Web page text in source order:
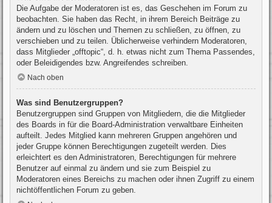
Die Aufgabe der Moderatoren ist es, das Geschehen im Forum zu
beobachten. Sie haben das Recht, in ihrem Bereich Beiträge zu
ändern und zu löschen und Themen zu schließen, zu öffnen, zu
verschieben und zu teilen. Üblicherweise verhindern Moderatoren,
dass Mitglieder „offtopic“, d. h. etwas nicht zum Thema Passendes,
oder Beleidigendes bzw. Angreifendes schreiben.
Nach oben
Was sind Benutzergruppen?
Benutzergruppen sind Gruppen von Mitgliedern, die die Mitglieder
des Boards in für die Board-Administration verwaltbare Einheiten
aufteilt. Jedes Mitglied kann mehreren Gruppen angehören und
jeder Gruppe können Berechtigungen zugeteilt werden. Dies
erleichtert es den Administratoren, Berechtigungen für mehrere
Benutzer auf einmal zu ändern und sie zum Beispiel zu
Moderatoren eines Bereichs zu machen oder ihnen Zugriff zu einem
nichtöffentlichen Forum zu geben.